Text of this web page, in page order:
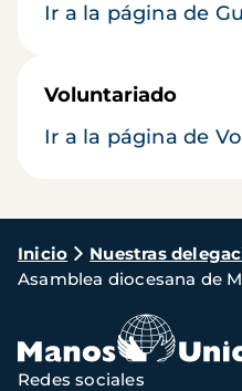
Ir a la página de
Voluntariado
Ir a la página de
Ruta
de
navegación
Inicio Nuestras
Asamblea diocesana de
Redes sociales